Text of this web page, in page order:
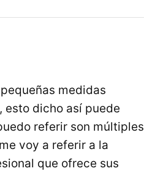
medidas
esto dicho así puede
referir son múltiples
voy a referir a la
que ofrece sus